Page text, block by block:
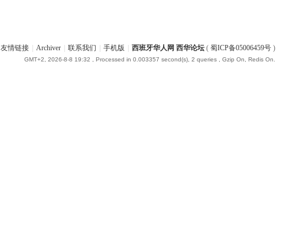
友情链接 Archiver 联系我们 手机版 西班牙华人网 西华论坛( 蜀ICP备05006459号)
GMT+2, 2026-8-8 19:32 , Processed in 0.003357 second(s), 2 queries , Gzip On, Redis On.